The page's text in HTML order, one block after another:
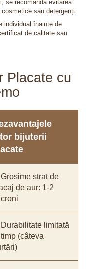
se recomandă evitarea
sau detergenți.
individual înainte de
de calitate sau
Placate cu
bijuterii
Grosime strat de
de aur: 1-2
Durabilitate limitată
(câteva